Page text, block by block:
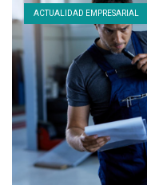
ACTUALIDAD EMPRESARIAL